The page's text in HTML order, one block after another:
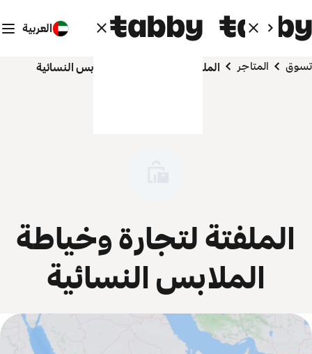
العربية
تسوق المتاجر الملفتة لتجارة وخياطة الملابس النسائية
الملفتة لتجارة وخياطة
الملابس النسائية